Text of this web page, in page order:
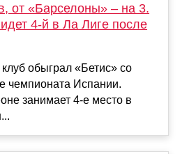
от «Барселоны» – на 3.
4-й в Ла Лиге после
обыграл «Бетис» со
чемпионата Испании.
занимает 4-е место в